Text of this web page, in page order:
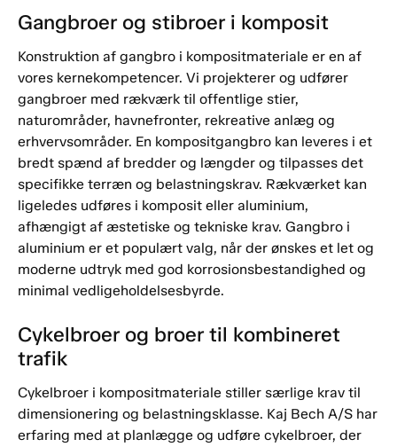
Gangbroer og stibroer i komposit
Konstruktion af gangbro i kompositmateriale er en af
vores kernekompetencer. Vi projekterer og udfører
gangbroer med rækværk til offentlige stier,
naturområder, havnefronter, rekreative anlæg og
erhvervsområder. En kompositgangbro kan leveres i et
bredt spænd af bredder og længder og tilpasses det
specifikke terræn og belastningskrav. Rækværket kan
ligeledes udføres i komposit eller aluminium,
afhængigt af æstetiske og tekniske krav. Gangbro i
aluminium er et populært valg, når der ønskes et let og
moderne udtryk med god korrosionsbestandighed og
minimal vedligeholdelsesbyrde.
Cykelbroer og broer til kombineret
trafik
Cykelbroer i kompositmateriale stiller særlige krav til
dimensionering og belastningsklasse. Kaj Bech A/S har
erfaring med at planlægge og udføre cykelbroer, der